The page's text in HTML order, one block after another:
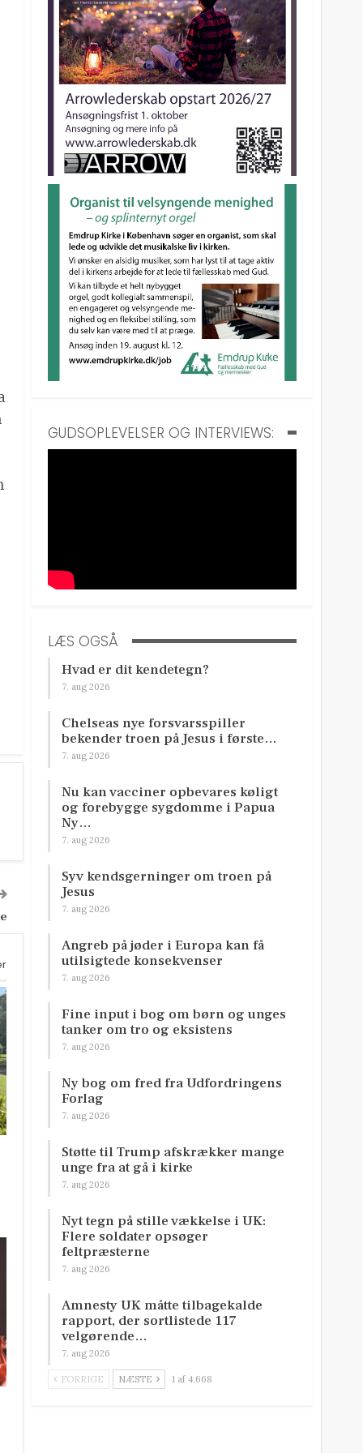
GUDSOPLEVELSER OG INTERVIEWS:
LÆS OGSÅ
Hvad er dit kendetegn?
7. aug 2026
Chelseas nye forsvarsspiller
bekender troen på Jesus i første…
7. aug 2026
Nu kan vacciner opbevares køligt
og forebygge sygdomme i Papua
Ny…
7. aug 2026
Syv kendsgerninger om troen på
Jesus
7. aug 2026
Angreb på jøder i Europa kan få
utilsigtede konsekvenser
7. aug 2026
Fine input i bog om børn og unges
tanker om tro og eksistens
7. aug 2026
Ny bog om fred fra Udfordringens
Forlag
7. aug 2026
Støtte til Trump afskrækker mange
unge fra at gå i kirke
7. aug 2026
Nyt tegn på stille vækkelse i UK:
Flere soldater opsøger
feltpræsterne
7. aug 2026
Amnesty UK måtte tilbagekalde
rapport, der sortlistede 117
velgørende…
7. aug 2026
FORRIGE NÆSTE 1 af 4.668